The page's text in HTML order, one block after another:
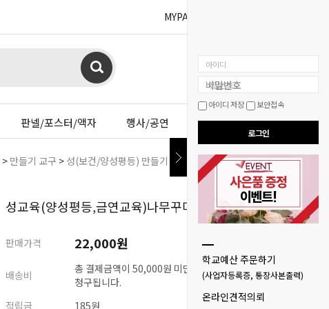
MYPAGE
판넬/포스터/액자 행사/공연 이젤샵
아이디
비밀번호
아이디 저장
보안접속
로그인
학교예산 주문하기
(사업자등록증, 통장사본출력)
온라인견적의뢰
> 만들기 교구 > 성(보건/양성평등) 만들기 교구 > 성교육(양성평등,금연교육)나
성교육(양성평등,금연교육)나무꾸미기(학급용)
판매가격 22,000원
배송비
총 결제금액이 50,000원 미만시 배송비 3,000원이
청구됩니다.
적립금
185원